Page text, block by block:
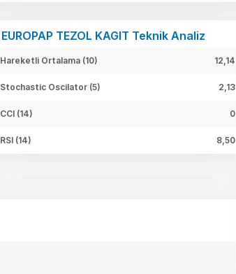
EUROPAP TEZOL KAGIT Teknik Analiz
Hareketli Ortalama (10) 12,14
Stochastic Oscilator (5) 2,13
CCI (14) 0
RSI (14) 8,50